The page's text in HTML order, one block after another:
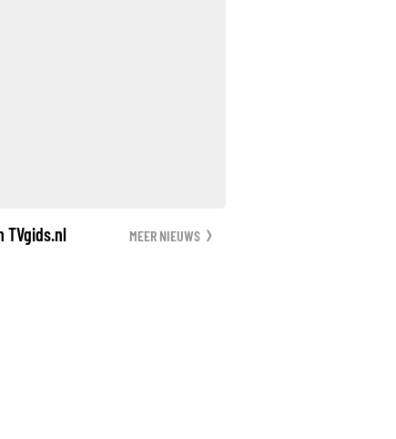
TVgids.nl MEER NIEUWS